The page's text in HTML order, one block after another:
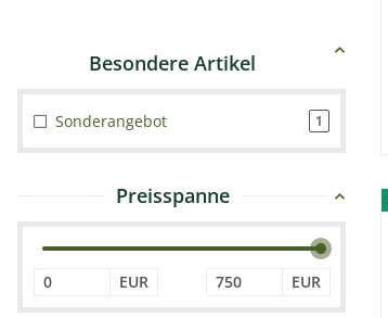
Sonderangebot 1
Preisspanne
EUR EUR